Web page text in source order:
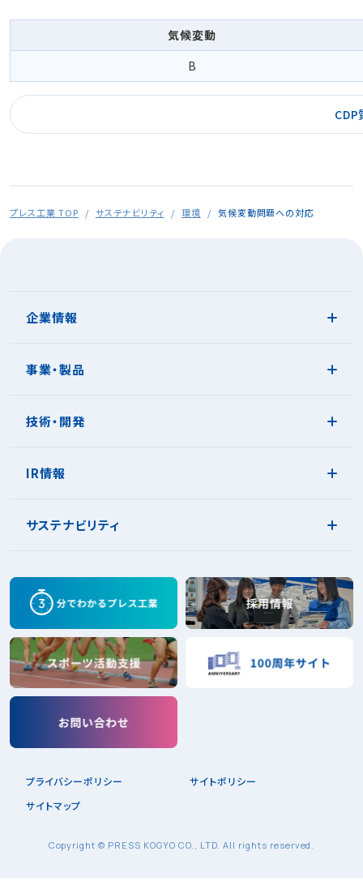
気候変動
B
プレス工業 TOP サステナビリティ 環境 気候変動問題への対応
企業情報
事業・製品
技術・開発
IR情報
サステナビリティ
プライバシーポリシー
サイトポリシー
サイトマップ
Copyright © PRESS KOGYO CO., LTD. All rights reserved.